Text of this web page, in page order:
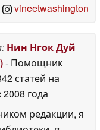
vineetwashington
Нин Нгок Дуй
- Помощник
статей на
2008 года
редакции, я